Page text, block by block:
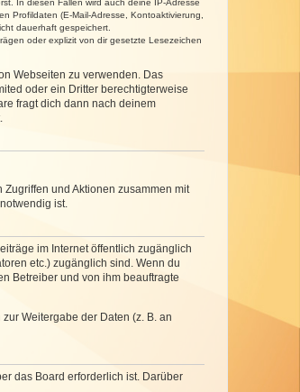
In diesen Fällen wird auch deine IP-Adresse
Profildaten (E-Mail-Adresse, Kontoaktivierung,
dauerhaft gespeichert.
oder explizit von dir gesetzte Lesezeichen
Webseiten zu verwenden. Das
oder ein Dritter berechtigterweise
fragt dich dann nach deinem
und Aktionen zusammen mit
ist.
im Internet öffentlich zugänglich
etc.) zugänglich sind. Wenn du
Betreiber und von ihm beauftragte
Weitergabe der Daten (z. B. an
das Board erforderlich ist. Darüber